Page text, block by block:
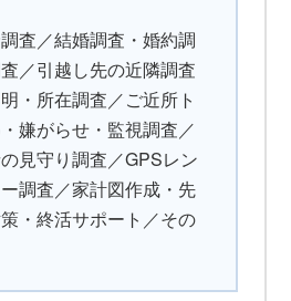
査／結婚調査・婚約調
／引越し先の近隣調査
・所在調査／ご近所ト
嫌がらせ・監視調査／
見守り調査／GPSレン
調査／家計図作成・先
・終活サポート／その